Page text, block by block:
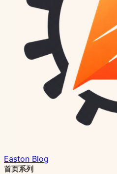
Easton Blog
首页系列